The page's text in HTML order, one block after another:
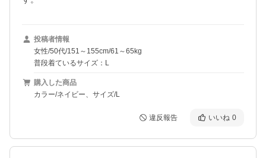
投稿者情報
女性/50代/151～155cm/61～65kg
普段着ているサイズ：L
購入した商品
カラー/ネイビー、サイズ/L
違反報告 いいね 0